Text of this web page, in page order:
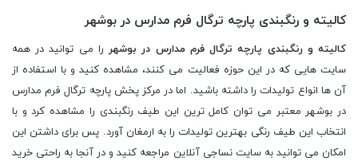
کالیته و رنگبندی پارچه ترگال فرم مدارس در بوشهر
کالیته و رنگبندی پارچه ترگال فرم مدارس در بوشهررا می توانید در همه
سایت هایی که در این حوزه فعالیت می کنند، مشاهده کنید و با استفاده از
آن ها انواع تولیدات را داشته باشید. اما در مرکز پخش پارچه ترگال فرم مدارس
در بوشهر معتبر می توان کامل ترین این طیف رنگبندی را مشاهده کرد و با
انتخاب این طیف رنگی بهترین تولیدات را به ارمغان آورد. پس برای داشتن این
امکان می توانید به سایت نساجی آنلاین مراجعه کنید و در آنجا به راحتی خرید